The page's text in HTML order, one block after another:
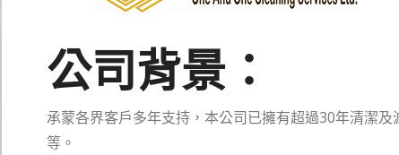
公司背景：
承蒙各界客戶多年支持，本公司已擁有超過30年清潔
等。